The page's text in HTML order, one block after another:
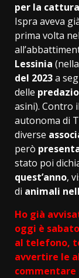
per la cattura
Ispra aveva
prima volta
Lessinia
del 2023a
delle
asini). Contro
autonoma di
diverse
però
stato poi
quest’anno,
di animali
Ho già
oggi è
al telefono,
avvertire le
commentare